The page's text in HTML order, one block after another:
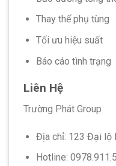
Thay thế phụ tùng
Tối ưu hiệu suất
Báo cáo tình trạng
Liên Hệ
Trường Phát Group
Địa chỉ: 123 Đại lộ
Hotline: